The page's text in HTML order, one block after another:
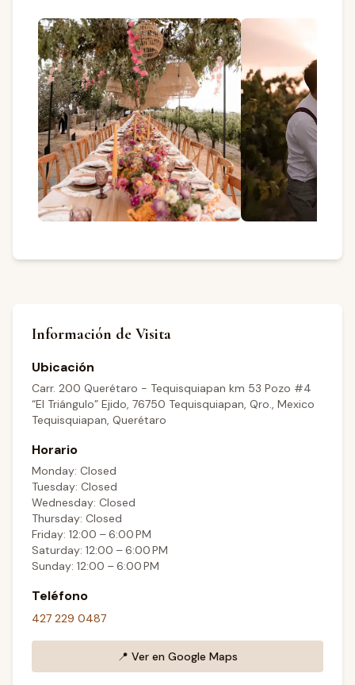
Información de Visita
Ubicación
Carr. 200 Querétaro - Tequisquiapan km 53 Pozo #4
“El Triángulo” Ejido, 76750 Tequisquiapan, Qro., Mexico
Tequisquiapan, Querétaro
Horario
Monday: Closed
Tuesday: Closed
Wednesday: Closed
Thursday: Closed
Friday: 12:00 – 6:00 PM
Saturday: 12:00 – 6:00 PM
Sunday: 12:00 – 6:00 PM
Teléfono
427 229 0487
📍 Ver en Google Maps